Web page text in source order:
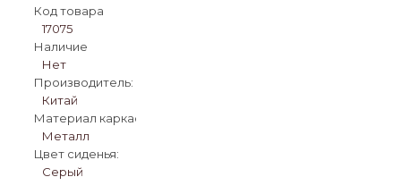
Код товара
17075
Наличие
Нет
Производитель:
Китай
Материал каркаса:
Металл
Цвет сиденья:
Серый